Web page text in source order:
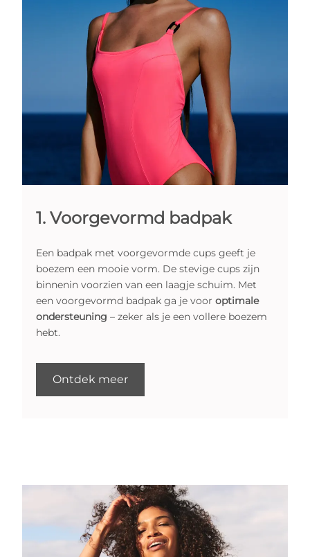
1. Voorgevormd badpak
Een badpak met voorgevormde cups geeft je
boezem een mooie vorm. De stevige cups zijn
binnenin voorzien van een laagje schuim. Met
een voorgevormd badpak ga je voor optimale
ondersteuning – zeker als je een vollere boezem
hebt.
Ontdek meer